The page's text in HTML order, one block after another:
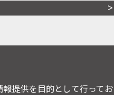
提供を目的として行ってお